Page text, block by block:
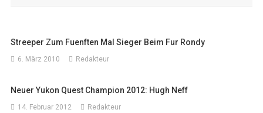
Streeper Zum Fuenften Mal Sieger Beim Fur Rondy
6. März 2010 Redakteur
Neuer Yukon Quest Champion 2012: Hugh Neff
14. Februar 2012 Redakteur